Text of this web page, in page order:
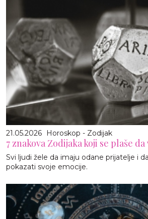
21.05.2026 Horoskop - Zodijak
7 znakova Zodijaka koji se plaše
Svi ljudi žele da imaju odane prijatelje i
pokazati svoje emocije.